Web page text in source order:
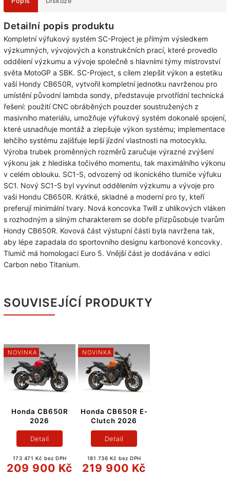
Detailní popis produktu
Kompletní výfukový systém SC-Project je přímým výsledkem
výzkumných, vývojových a konstrukčních prací, které provedlo
oddělení výzkumu a vývoje společně s hlavními týmy mistrovství
světa MotoGP a SBK. SC-Project, s cílem zlepšit výkon a estetiku
vaší Hondy CB650R, vytvořil kompletní jednotku navrženou pro
umístění původní lambda sondy, představuje prvotřídní technická
řešení: použití CNC obráběných pouzder soustružených z
masivního materiálu, umožňuje výfukový systém dokonalé spojení,
které usnadňuje montáž a zlepšuje výkon systému; implementace
lehčího systému zajišťuje lepší jízdní vlastnosti na motocyklu.
Výroba trubek proměnných rozměrů zaručuje výrazné zvýšení
výkonu jak z hlediska točivého momentu, tak maximálního výkonu
v celém oblouku. SC1-S, odvozený od ikonického tlumiče výfuku
SC1. Nový SC1-S byl vyvinut oddělením výzkumu a vývoje pro
vaši Hondu CB650R. Krátké, skladné a moderní pro ty, kteří
preferují minimální tvary. Nová koncovka Twill z uhlíkových vláken
s rozhodným a silným charakterem se dobře přizpůsobuje tvarům
Hondy CB650R. Kovová část výstupní části byla navržena tak,
aby lépe zapadala do sportovního designu karbonové koncovky.
Tlumič má homologaci Euro 5. Vnější část je dodávána v edici
Carbon nebo Titanium.
SOUVISEJÍCÍ PRODUKTY
NOVINKA
Honda CB650R
2026
173 471 Kč bez DPH
209 900 Kč
Detail
NOVINKA
Honda CB650R E-
Clutch 2026
181 736 Kč bez DPH
219 900 Kč
Detail